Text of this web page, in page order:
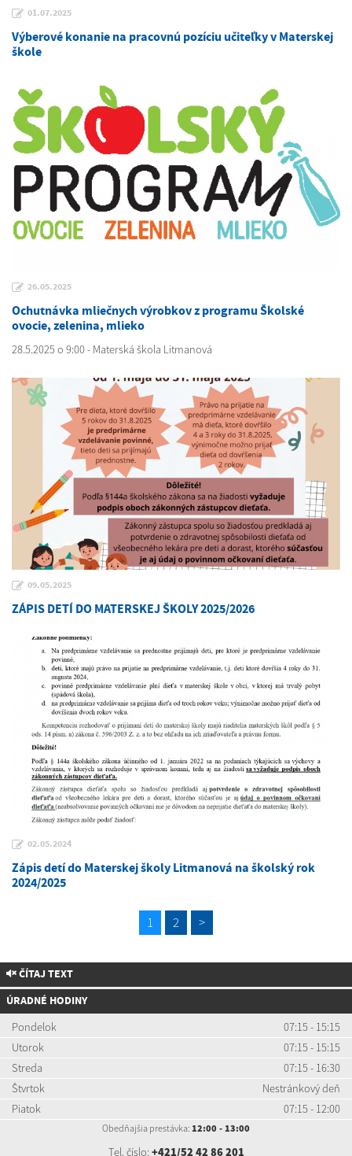
01.07.2025
Výberové konanie na pracovnú pozíciu učiteľky v Materskej
škole
26.05.2025
Ochutnávka mliečnych výrobkov z programu Školské
ovocie, zelenina, mlieko
28.5.2025 o 9:00 - Materská škola Litmanová
09.05.2025
ZÁPIS DETÍ DO MATERSKEJ ŠKOLY 2025/2026
02.05.2024
Zápis detí do Materskej školy Litmanová na školský rok
2024/2025
1 2 >
ČÍTAJ TEXT
ÚRADNÉ HODINY
Pondelok
07:15 - 15:15
Utorok
07:15 - 15:15
Streda
07:15 - 16:30
Štvrtok
Nestránkový deň
Piatok
07:15 - 12:00
Obedňajšia prestávka: 12:00 - 13:00
Tel. číslo: +421/52 42 86 201